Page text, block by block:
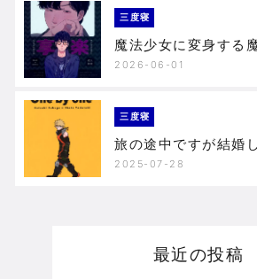
三度寝
魔法少女に変身する
2026-06-01
三度寝
旅の途中ですが結婚
2025-07-28
最近の投稿